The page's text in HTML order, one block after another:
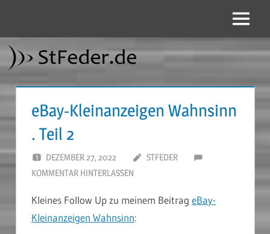
springen
Menü
eBay-Kleinanzeigen Wahnsinn
. Teil 2
DEZEMBER 27, 2022
STFEDER
KOMMENTAR HINTERLASSEN
Kleines Follow Up zu meinem Beitrag eBay-
Kleinanzeigen Wahnsinn: